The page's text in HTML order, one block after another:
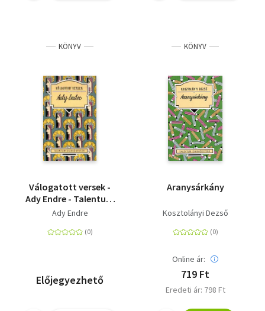
KÖNYV
Válogatott versek -
Ady Endre - Talentum
Diákkönyvtár
Ady Endre
Előjegyezhető
KÖNYV
Aranysárkány
Kosztolányi Dezső
Online ár:
719 Ft
Eredeti ár: 798 Ft